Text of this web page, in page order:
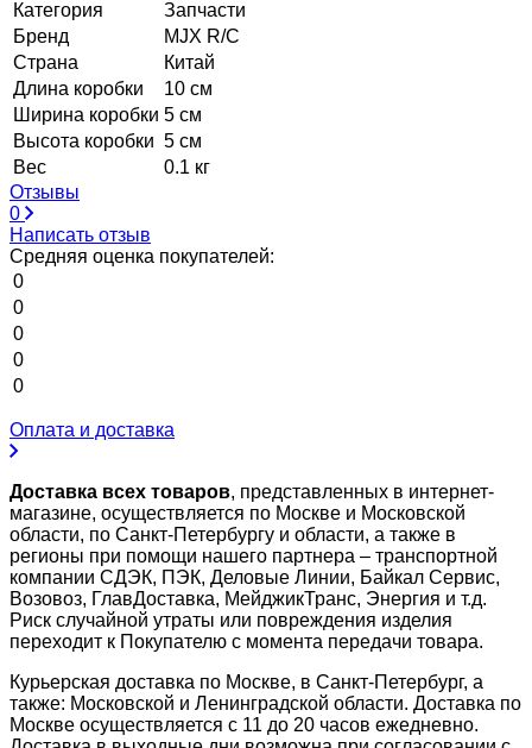
Категория
Запчасти
Бренд
MJX R/C
Страна
Китай
Длина коробки
10 см
Ширина коробки 5 см
Высота коробки 5 см
Вес
0.1 кг
Отзывы
0
Написать отзыв
Средняя оценка покупателей:
0
0
0
0
0
Оплата и доставка
Доставка всех товаров, представленных в интернет-
магазине, осуществляется по Москве и Московской
области, по Санкт-Петербургу и области, а также в
регионы при помощи нашего партнера – транспортной
компании СДЭК, ПЭК, Деловые Линии, Байкал Сервис,
Возовоз, ГлавДоставка, МейджикТранс, Энергия и т.д.
Риск случайной утраты или повреждения изделия
переходит к Покупателю с момента передачи товара.
Курьерская доставка по Москве, в Санкт-Петербург, а
также: Московской и Ленинградской области. Доставка по
Москве осуществляется с 11 до 20 часов ежедневно.